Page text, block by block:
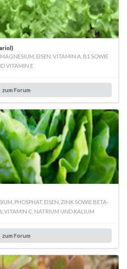
EISEN, VITAMIN A, B1 SOWIE
VITAMIN E
zum Forum
PHOSPHAT, EISEN, ZINK SOWIE BETA-
VITAMIN C, NATRIUM UND KALIUM
zum Forum